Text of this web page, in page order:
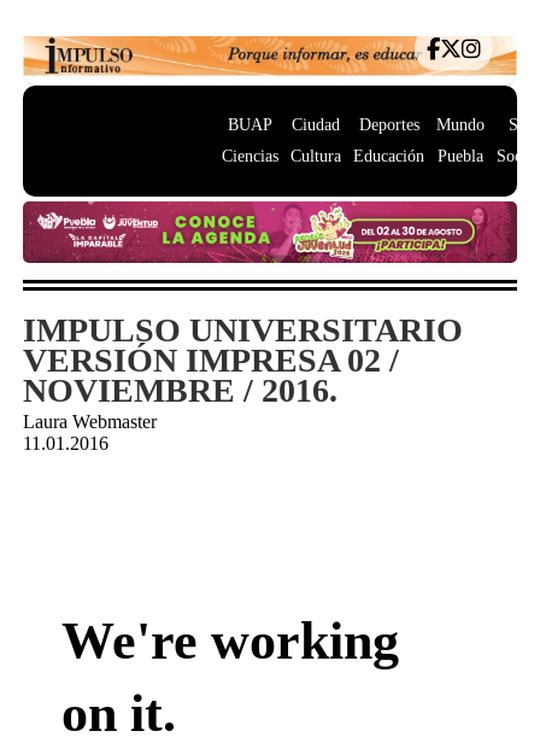
BUAP
Ciencias
Ciudad
Cultura
Deportes
Educación
Mundo
Puebla
IMPULSO UNIVERSITARIO
VERSIÓN IMPRESA 02 /
NOVIEMBRE / 2016.
Laura Webmaster
11.01.2016